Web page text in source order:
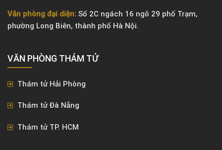
Văn phòng đại diện: Số 2C ngách 16 ngõ 29 phố Trạm,
phường Long Biên, thành phố Hà Nội.
VĂN PHÒNG ​THÁM TỬ
Thám tử Hải Phòng
Thám tử Đà Nẵng
Thám tử TP. HCM